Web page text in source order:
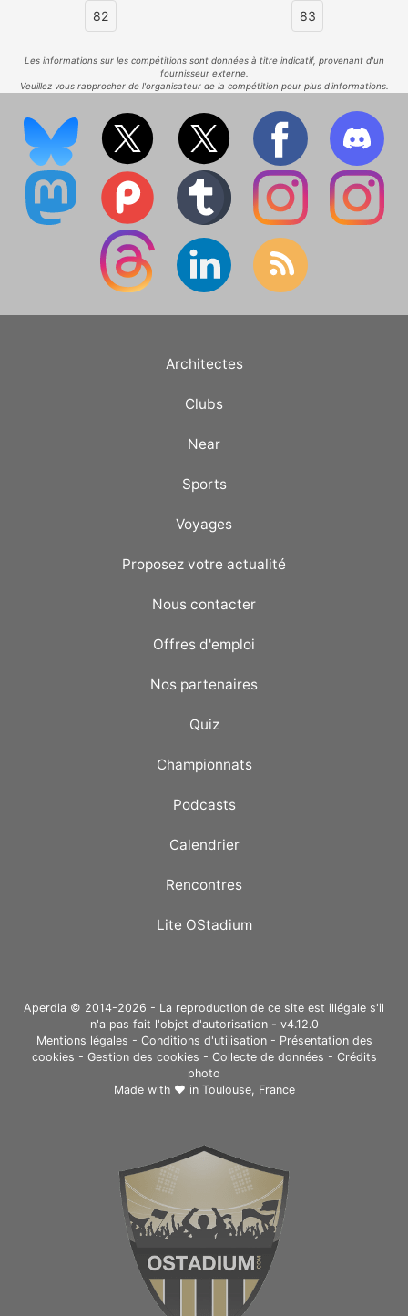
82 83
Les informations sur les compétitions sont données à titre indicatif, provenant d'un
fournisseur externe.
Veuillez vous rapprocher de l'organisateur de la compétition pour plus d'informations.
Architectes
Clubs
Near
Sports
Voyages
Proposez votre actualité
Nous contacter
Offres d'emploi
Nos partenaires
Quiz
Championnats
Podcasts
Calendrier
Rencontres
Lite OStadium
Aperdia © 2014-2026 - La reproduction de ce site est illégale s'il
n'a pas fait l'objet d'autorisation - v4.12.0
Mentions légales - Conditions d'utilisation- Présentation des
cookies - Gestion des cookies - Collecte de données - Crédits
photo
Made with ❤ in Toulouse, France